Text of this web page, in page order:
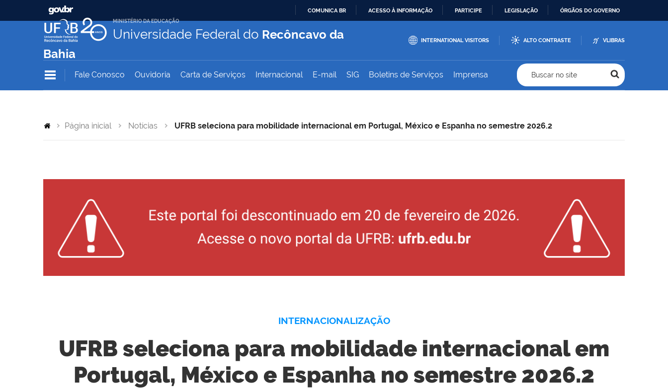
PARA
CONTEÚDO
COMUNICA BR ACESSO À INFORMAÇÃO PARTICIPE LEGISLAÇÃO ÓRGÃOS DO GOVERNO
MINISTÉRIO DA EDUCAÇÃO
Universidade Federal do Recôncavo da
Bahia
INTERNATIONAL VISITORS ALTO CONTRASTE VLIBRAS
Fale Conosco Ouvidoria Carta de Serviços Internacional E-mail SIG Boletins de Serviços Imprensa Buscar no site
Página inicial Notícias UFRB seleciona para mobilidade internacional em Portugal, México e Espanha no semestre 2026.2
INTERNACIONALIZAÇÃO
UFRB seleciona para mobilidade internacional em
Portugal, México e Espanha no semestre 2026.2